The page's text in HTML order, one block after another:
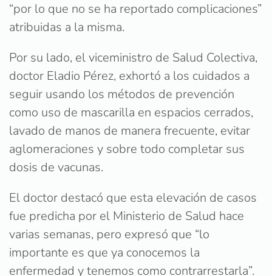
“por lo que no se ha reportado complicaciones”
atribuidas a la misma.
Por su lado, el viceministro de Salud Colectiva,
doctor Eladio Pérez, exhortó a los cuidados a
seguir usando los métodos de prevención
como uso de mascarilla en espacios cerrados,
lavado de manos de manera frecuente, evitar
aglomeraciones y sobre todo completar sus
dosis de vacunas.
El doctor destacó que esta elevación de casos
fue predicha por el Ministerio de Salud hace
varias semanas, pero expresó que “lo
importante es que ya conocemos la
enfermedad y tenemos como contrarrestarla”.